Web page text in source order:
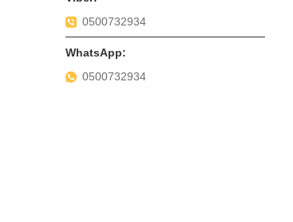
0500732934
0500732934